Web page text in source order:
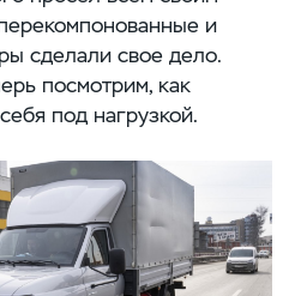
и
сделали свое дело.
посмотрим, как
под нагрузкой.